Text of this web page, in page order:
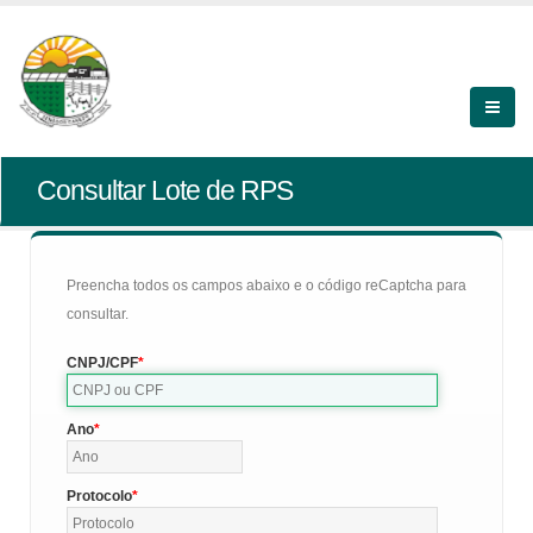
Consultar Lote de RPS
Preencha todos os campos abaixo e o código reCaptcha para
consultar.
CNPJ/CPF
Ano
Protocolo